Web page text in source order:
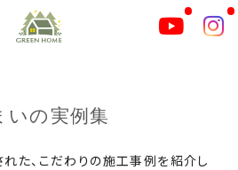
いの実例集
た、こだわりの施工事例を紹介し